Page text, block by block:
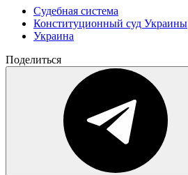
Судебная система
Конституционный суд Украины
Украина
Поделиться